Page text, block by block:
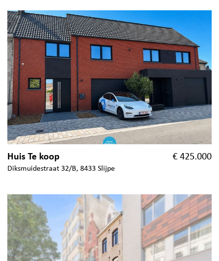
Huis Te koop € 425.000
Diksmuidestraat 32/B, 8433 Slijpe